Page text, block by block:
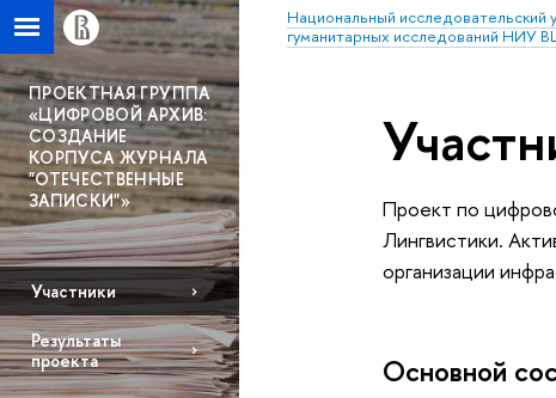
Национальный исследовательский
гуманитарных исследований НИУ
ПРОЕКТНАЯ ГРУППА
«ЦИФРОВОЙ АРХИВ:
СОЗДАНИЕ
КОРПУСА ЖУРНАЛА
"ОТЕЧЕСТВЕННЫЕ
ЗАПИСКИ"»
Участники
Результаты
проекта
Проект по
Лингвистики.
организации
Основной